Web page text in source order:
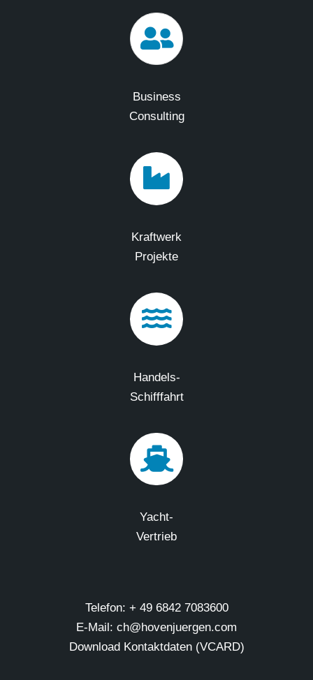
Business
Consulting
Kraftwerk
Projekte
Handels-
Schifffahrt
Yacht-
Vertrieb
Telefon: + 49 6842 7083600
E-Mail: ch@hovenjuergen.com
Download Kontaktdaten (VCARD)